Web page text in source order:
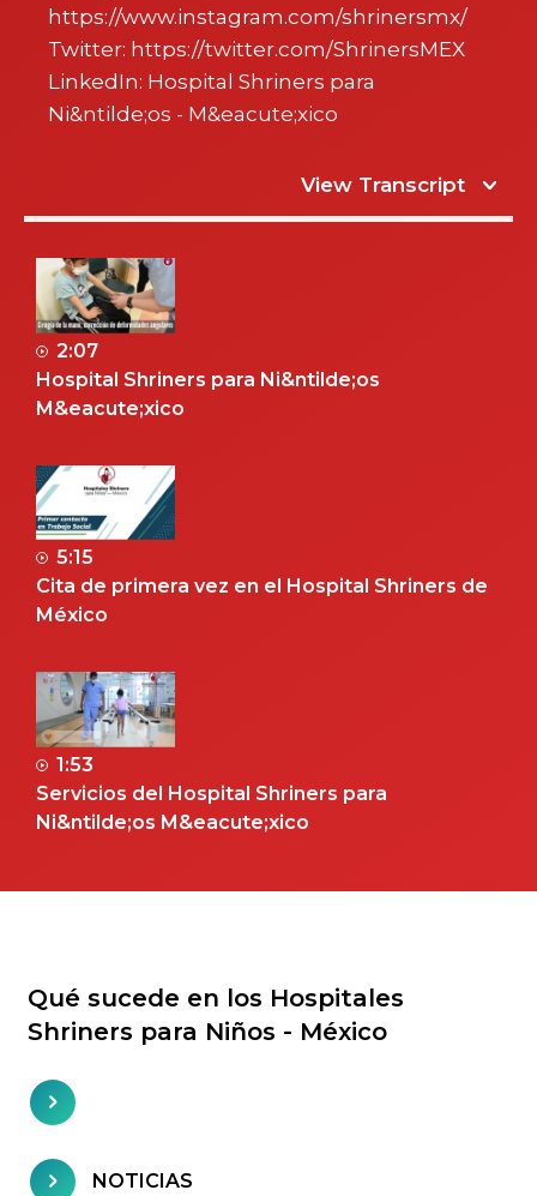
https://www.instagram.com/shrinersmx/
Twitter: https://twitter.com/ShrinersMEX
LinkedIn: Hospital Shriners para
Ni&ntilde;os - M&eacute;xico
View Transcript
2:07
Hospital Shriners para Ni&ntilde;os
M&eacute;xico
5:15
Cita de primera vez en el Hospital Shriners de
México
1:53
Servicios del Hospital Shriners para
Ni&ntilde;os M&eacute;xico
Qué sucede en los Hospitales
Shriners para Niños - México
NOTICIAS